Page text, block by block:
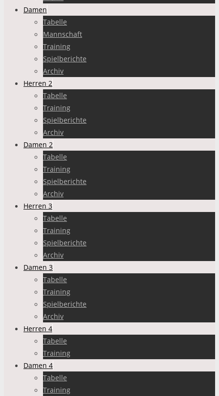
Damen
Tabelle
Mannschaft
Training
Spielberichte
Archiv
Herren 2
Tabelle
Training
Spielberichte
Archiv
Damen 2
Tabelle
Training
Spielberichte
Archiv
Herren 3
Tabelle
Training
Spielberichte
Archiv
Damen 3
Tabelle
Training
Spielberichte
Archiv
Herren 4
Tabelle
Training
Damen 4
Tabelle
Training